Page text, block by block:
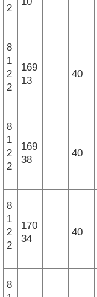
2
8
1
2
2
169
13
40
8
1
2
2
169
38
40
8
1
2
2
170
34
40
8